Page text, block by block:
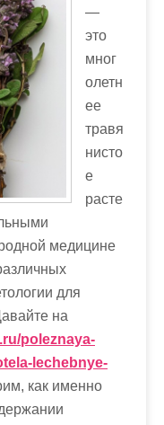
—
это
мног
олетн
ее
травя
нисто
е
расте
медицине
для
на
poleznaya-
lechebnye-
как именно